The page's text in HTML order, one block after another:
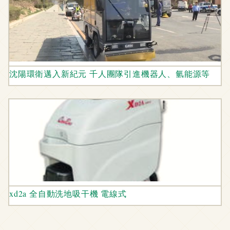
沈陽環衛邁入新紀元 千人團隊引進機器人、氫能源等
xd2a 全自動洗地吸干機 電線式